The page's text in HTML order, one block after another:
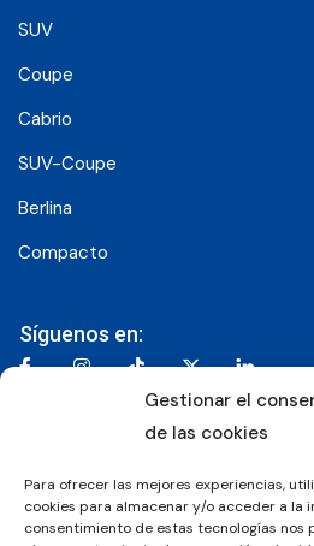
Gestionar el
de las cookies
Para ofrecer las mejores experiencias,
cookies para almacenar y/o acceder a la
consentimiento de estas tecnologías
SUV
Coupe
Cabrio
SUV-Coupe
Berlina
Compacto
Síguenos en:
© 2026 Grupo Luxury Cars. Todos
Aviso Legal Política de